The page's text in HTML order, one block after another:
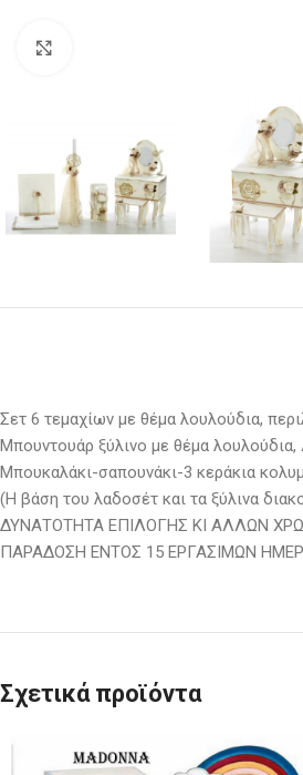
Σετ 6 τεμαχίων με θέμα λουλούδια,
Μπουντουάρ ξύλινο με θέμα
Μπουκαλάκι-σαπουνάκι-3 κεράκια
(Η βάση του λαδοσέτ και τα ξύλινα
ΔΥΝΑΤΟΤΗΤΑ ΕΠΙΛΟΓΗΣ ΚΙ ΑΛΛΩΝ
ΠΑΡΑΔΟΣΗ ΕΝΤΟΣ 15 ΕΡΓΑΣΙΜΩΝ
Σχετικά προϊόντα